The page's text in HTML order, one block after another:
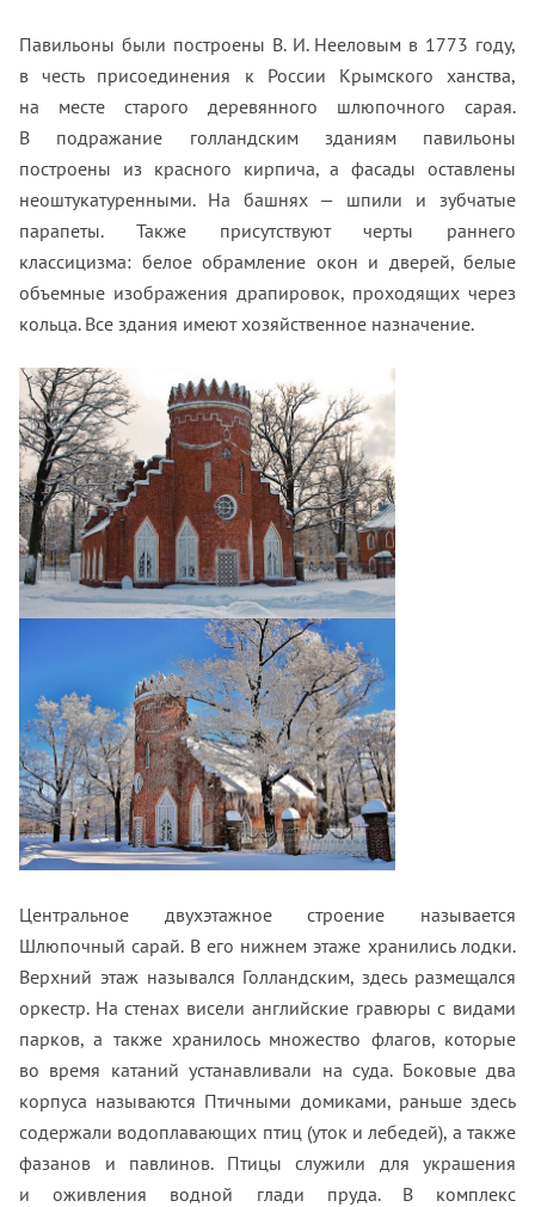
Павильоны были построены В. И. Нееловым в 1773 году,
в честь присоединения к России Крымского ханства,
на месте старого деревянного шлюпочного сарая.
В подражание голландским зданиям павильоны
построены из красного кирпича, а фасады оставлены
неоштукатуренными. На башнях — шпили и зубчатые
парапеты. Также присутствуют черты раннего
классицизма: белое обрамление окон и дверей, белые
объемные изображения драпировок, проходящих через
кольца. Все здания имеют хозяйственное назначение.
Центральное двухэтажное строение называется
Шлюпочный сарай. В его нижнем этаже хранились лодки.
Верхний этаж назывался Голландским, здесь размещался
оркестр. На стенах висели английские гравюры с видами
парков, а также хранилось множество флагов, которые
во время катаний устанавливали на суда. Боковые два
корпуса называются Птичными домиками, раньше здесь
содержали водоплавающих птиц (уток и лебедей), а также
фазанов и павлинов. Птицы служили для украшения
и оживления водной глади пруда. В комплекс